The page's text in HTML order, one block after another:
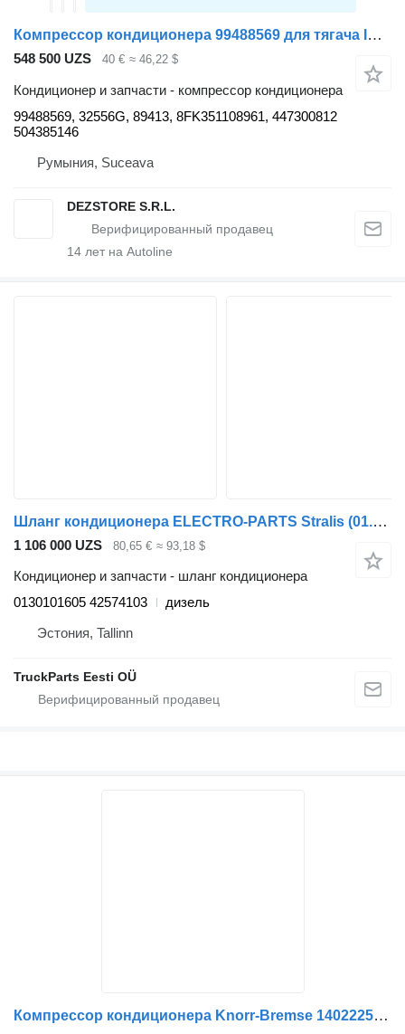
Компрессор кондиционера 99488569 для тягача IVECO STRALIS
548 500 UZS 40 € ≈ 46,22 $
Кондиционер и запчасти - компрессор кондиционера
99488569, 32556G, 89413, 8FK351108961, 447300812
504385146
Румыния, Suceava
DEZSTORE S.R.L.
14 лет на Autoline
Шланг кондиционера ELECTRO-PARTS Stralis (01.02-) 0130101605 для тягача IVECO Stralis, Trakker (2002-)
1 106 000 UZS 80,65 € ≈ 93,18 $
Кондиционер и запчасти - шланг кондиционера
0130101605 42574103
дизель
Эстония, Tallinn
TruckParts Eesti OÜ
Компрессор кондиционера Knorr-Bremse 1402225058 для тягача IVECO STRALIS 6